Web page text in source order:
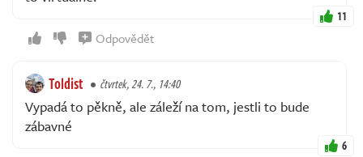
11
Odpovědět
Toldist čtvrtek, 24. 7., 14:40
Vypadá to pěkně, ale záleží na tom, jestli to bude
zábavné
6